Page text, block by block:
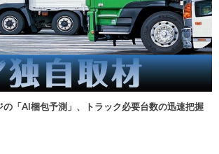
の「AI梱包予測」、トラック必要台数の迅速把握